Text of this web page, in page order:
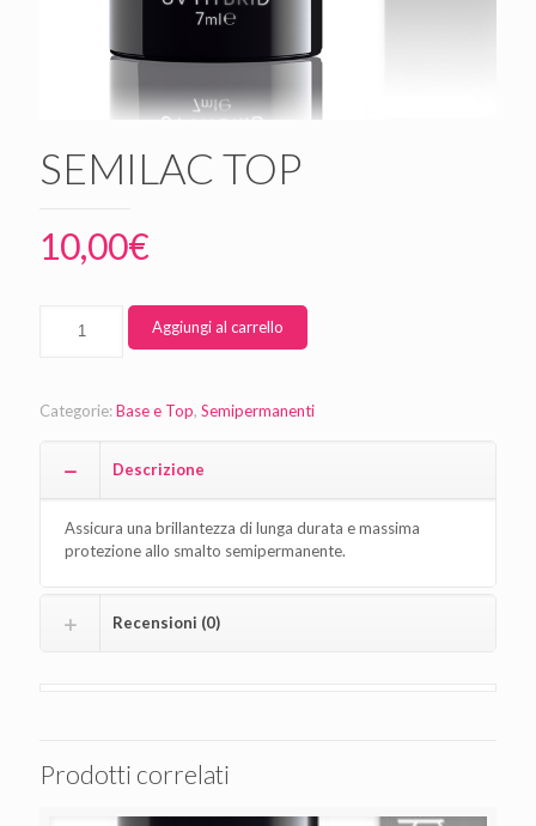
SEMILAC TOP
10,00€
Aggiungi al carrello
Categorie:Base e Top, Semipermanenti
Descrizione
Assicura una brillantezza di lunga durata e massima
protezione allo smalto semipermanente.
Recensioni (0)
Prodotti correlati